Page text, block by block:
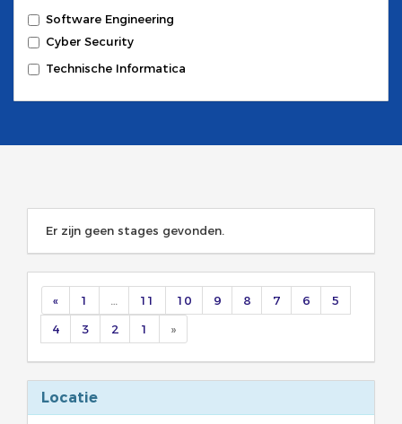
Software Engineering
Cyber Security
Technische Informatica
Er zijn geen stages gevonden.
« 1 11 10 9 8 7 6
5
4
3 2 1 »
Locatie